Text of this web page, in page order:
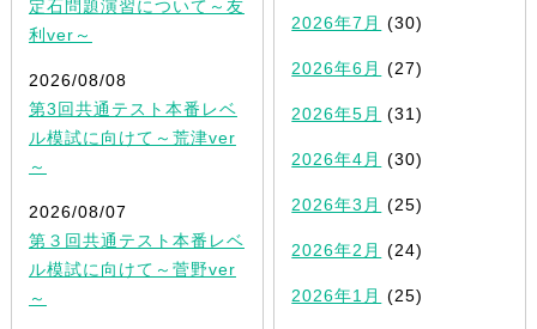
定石問題演習について～友
利ver～
2026/08/08
第3回共通テスト本番レベ
ル模試に向けて～荒津ver
～
2026/08/07
第３回共通テスト本番レベ
ル模試に向けて～菅野ver
～
2026年7月 (30)
2026年6月 (27)
2026年5月 (31)
2026年4月 (30)
2026年3月 (25)
2026年2月 (24)
2026年1月 (25)